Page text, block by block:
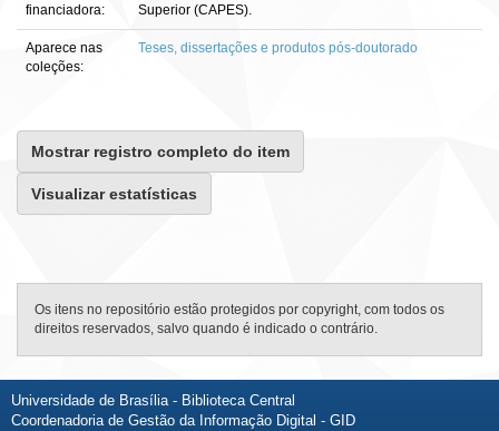
financiadora:
Superior (CAPES).
Aparece nas
coleções:
Teses, dissertações e produtos pós-doutorado
Mostrar registro completo do item
Visualizar estatísticas
Os itens no repositório estão protegidos por copyright, com todos os
direitos reservados, salvo quando é indicado o contrário.
Universidade de Brasília - Biblioteca Central
Coordenadoria de Gestão da Informação Digital - GID